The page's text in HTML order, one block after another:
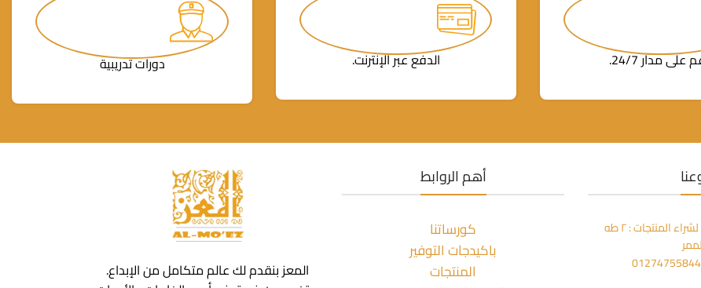
على مدار 24/7. الدفع عبر الإنترنت. دورات تدريبية
المعز بنقدم لك عالم متكامل من الإبداع.
أهم الروابط
كورساتنا
باكيدجات التوفير
المنتجات
مكتبة المعز بالزمالك لشراء المنتجات : ٢ طه